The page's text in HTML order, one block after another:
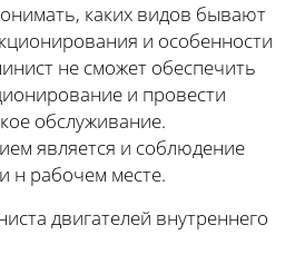
каких видов бывают
и особенности
не сможет обеспечить
и провести
обслуживание.
является и соблюдение
н рабочем месте.
двигателей внутреннего